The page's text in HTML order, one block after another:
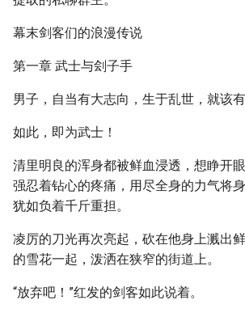
幕末剑客们的浪漫传说
第一章 武士与刽子手
男子，自当有大志向，生于乱世，就该有
如此，即为武士！
清里明良的浑身都被鲜血浸透，想睁开
强忍着钻心的疼痛，用尽全身的力气将
犹如负着千斤重担。
凌厉的刀光再次亮起，砍在他身上溅出
的雪花一起，泼洒在狭窄的街道上。
“放弃吧！”红发的剑客如此说着。